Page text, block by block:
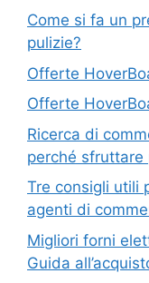
Come si fa un
pulizie?
Offerte
Offerte
Ricerca di
perché
Tre consigli utili
agenti di
Migliori forni
Guida